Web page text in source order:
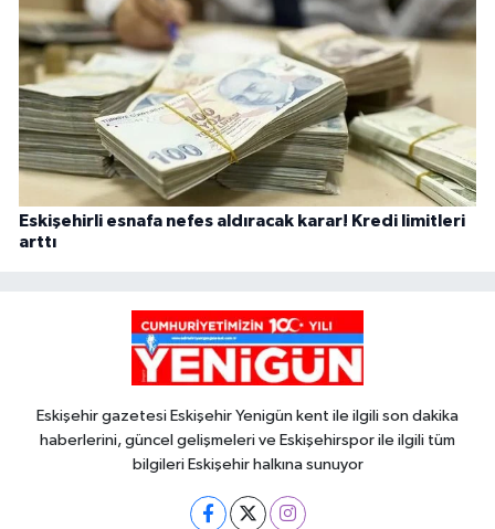
Eskişehirli esnafa nefes aldıracak karar! Kredi limitleri
arttı
Eskişehir gazetesi Eskişehir Yenigün kent ile ilgili son dakika
haberlerini, güncel gelişmeleri ve Eskişehirspor ile ilgili tüm
bilgileri Eskişehir halkına sunuyor